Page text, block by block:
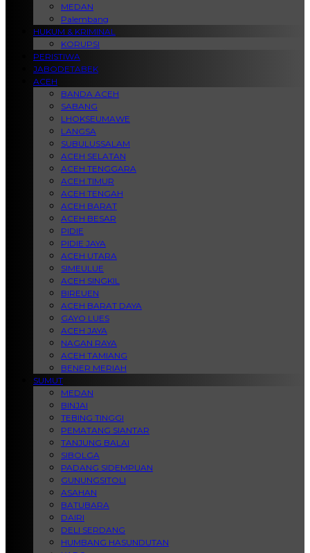
MEDAN
Palembang
HUKUM & KRIMINAL
KORUPSI
PERISTIWA
JABODETABEK
ACEH
BANDA ACEH
SABANG
LHOKSEUMAWE
LANGSA
SUBULUSSALAM
ACEH SELATAN
ACEH TENGGARA
ACEH TIMUR
ACEH TENGAH
ACEH BARAT
ACEH BESAR
PIDIE
PIDIE JAYA
ACEH UTARA
SIMEULUE
ACEH SINGKIL
BIREUEN
ACEH BARAT DAYA
GAYO LUES
ACEH JAYA
NAGAN RAYA
ACEH TAMIANG
BENER MERIAH
SUMUT
MEDAN
BINJAI
TEBING TINGGI
PEMATANG SIANTAR
TANJUNG BALAI
SIBOLGA
PADANG SIDEMPUAN
GUNUNGSITOLI
ASAHAN
BATUBARA
DAIRI
DELI SERDANG
HUMBANG HASUNDUTAN